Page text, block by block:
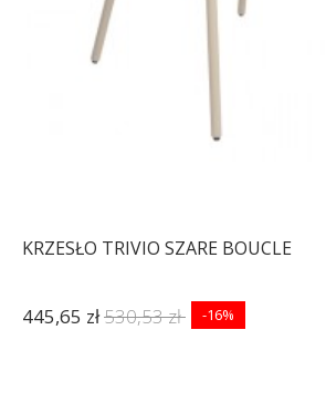
KRZESŁO TRIVIO SZARE BOUCLE
445,65 zł530,53 zł -16%